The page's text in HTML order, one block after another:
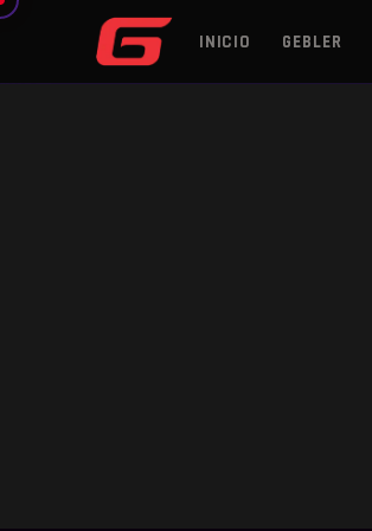
INICIO GEBLER